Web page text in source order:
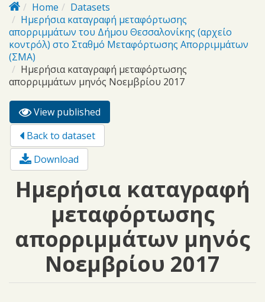
Home
Datasets
Ημερήσια καταγραφή μεταφόρτωσης
απορριμμάτων του Δήμου Θεσσαλονίκης (αρχείο
κοντρόλ) στο Σταθμό Μεταφόρτωσης Απορριμμάτων
(ΣΜΑ)
Ημερήσια καταγραφή μεταφόρτωσης
απορριμμάτων μηνός Νοεμβρίου 2017
Primary tabs
View published
tab)
Back to dataset
Download
Ημερήσια καταγραφή
μεταφόρτωσης
απορριμμάτων μηνός
Νοεμβρίου 2017